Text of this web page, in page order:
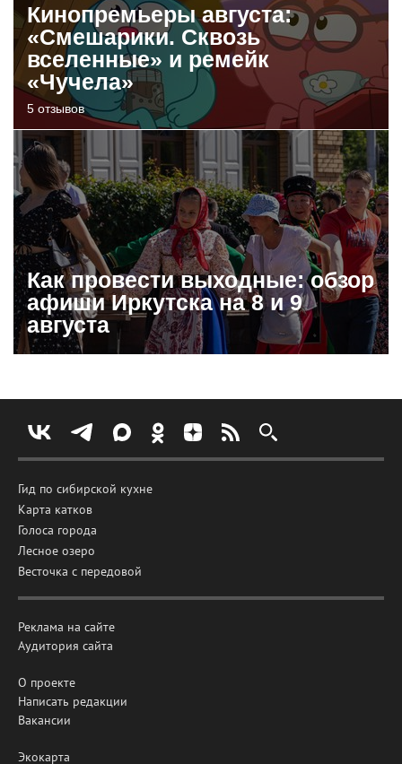
Кинопремьеры августа:
«Смешарики. Сквозь
вселенные» и ремейк
«Чучела»
5 отзывов
Как провести выходные: обзор
афиши Иркутска на 8 и 9
августа
Гид по сибирской кухне
Карта катков
Голоса города
Лесное озеро
Весточка с передовой
Реклама на сайте
Аудитория сайта
О проекте
Написать редакции
Вакансии
Экокарта